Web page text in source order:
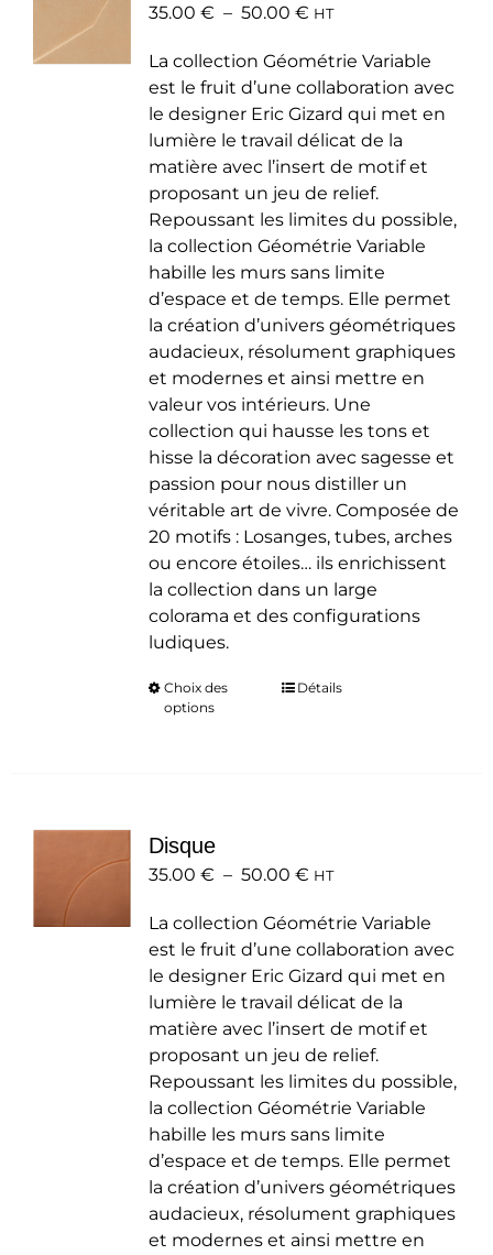
peuvent
choisies
sur
la
page
du
produit
35.00 € – 50.00 €Plage
prix :
35.00 €
à
50.00 €
HT
La collection Géométrie Variable
est le fruit d’une collaboration avec
le designer Eric Gizard qui met en
lumière le travail délicat de la
matière avec l’insert de motif et
proposant un jeu de relief.
Repoussant les limites du possible,
la collection Géométrie Variable
habille les murs sans limite
d’espace et de temps. Elle permet
la création d’univers géométriques
audacieux, résolument graphiques
et modernes et ainsi mettre en
valeur vos intérieurs. Une
collection qui hausse les tons et
hisse la décoration avec sagesse et
passion pour nous distiller un
véritable art de vivre. Composée de
20 motifs : Losanges, tubes, arches
ou encore étoiles… ils enrichissent
la collection dans un large
colorama et des configurations
ludiques.
Choix des
options
Ce
peuvent
choisies
sur
la
page
du
produit
Détails
Disque
35.00 € – 50.00 €Plage
prix :
35.00 €
à
50.00 €
HT
La collection Géométrie Variable
est le fruit d’une collaboration avec
le designer Eric Gizard qui met en
lumière le travail délicat de la
matière avec l’insert de motif et
proposant un jeu de relief.
Repoussant les limites du possible,
la collection Géométrie Variable
habille les murs sans limite
d’espace et de temps. Elle permet
la création d’univers géométriques
audacieux, résolument graphiques
et modernes et ainsi mettre en